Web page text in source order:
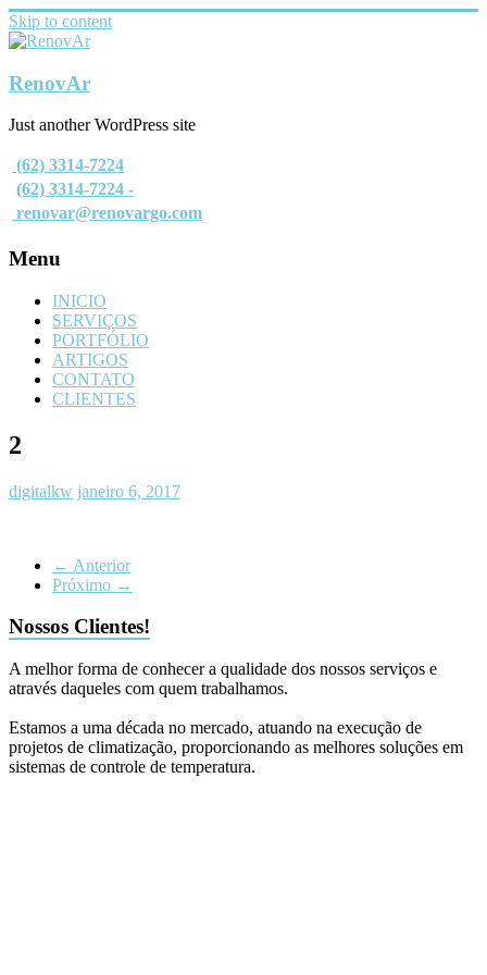
Skip to content
RenovAr
Just another WordPress site
(62) 3314-7224
(62) 3314-7224 -
renovar@renovargo.com
Menu
INICIO
SERVIÇOS
PORTFÓLIO
ARTIGOS
CONTATO
CLIENTES
2
digitalkw janeiro 6, 2017
← Anterior
Próximo →
Nossos Clientes!
A melhor forma de conhecer a qualidade dos nossos serviços e
através daqueles com quem trabalhamos.
Estamos a uma década no mercado, atuando na execução de
projetos de climatização, proporcionando as melhores soluções em
sistemas de controle de temperatura.